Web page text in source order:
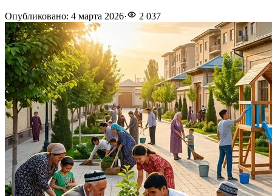
Опубликовано: 4 марта 2026· 2 037